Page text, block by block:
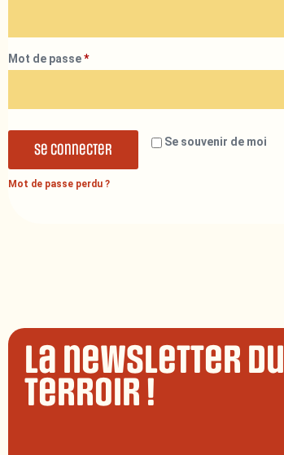
Mot de passe*
Se souvenir de moi
Se connecter
Mot de passe perdu ?
La newsletter du
terroir !